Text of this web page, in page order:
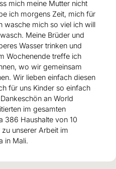
mich meine Mutter nicht
ich morgens Zeit, mich für
wasche mich so viel ich will
Meine Brüder und
Wasser trinken und
Wochenende treffe ich
wo wir gemeinsam
Wir lieben einfach diesen
für uns Kinder so einfach
an World
im gesamten
386 Haushalte von 10
zu unserer Arbeit im
in Mali.